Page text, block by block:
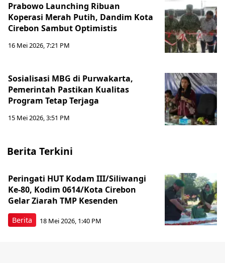
Prabowo Launching Ribuan
Koperasi Merah Putih, Dandim Kota
Cirebon Sambut Optimistis
16 Mei 2026, 7:21 PM
Sosialisasi MBG di Purwakarta,
Pemerintah Pastikan Kualitas
Program Tetap Terjaga
15 Mei 2026, 3:51 PM
Berita Terkini
Berita
Peringati HUT Kodam III/Siliwangi
Ke-80, Kodim 0614/Kota Cirebon
Gelar Ziarah TMP Kesenden
18 Mei 2026, 1:40 PM